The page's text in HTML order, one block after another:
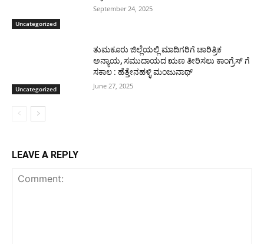
Uncategorized
September 24, 2025
Uncategorized
ತುಮಕೂರು ಜಿಲ್ಲೆಯಲ್ಲಿ ಮಾದಿಗರಿಗೆ ಚಾರಿತ್ರಿಕ
ಅನ್ಯಾಯ, ಸಮುದಾಯದ ಋಣ ತೀರಿಸಲು ಕಾಂಗ್ರೆಸ್ ಗೆ
ಸಕಾಲ : ಹೆತ್ತೇನಹಳ್ಳಿ ಮಂಜುನಾಥ್
June 27, 2025
LEAVE A REPLY